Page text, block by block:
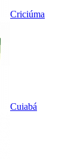
Criciúma
Cuiabá